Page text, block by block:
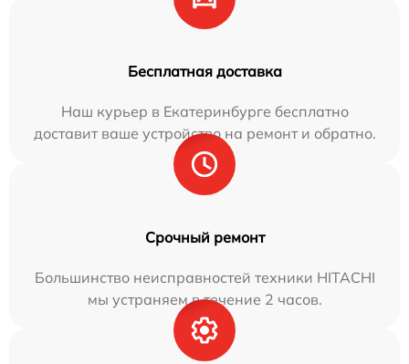
Бесплатная доставка
Наш курьер в Екатеринбурге бесплатно
доставит ваше устройство на ремонт и обратно.
Срочный ремонт
Большинство неисправностей техники HITACHI
мы устраняем в течение 2 часов.